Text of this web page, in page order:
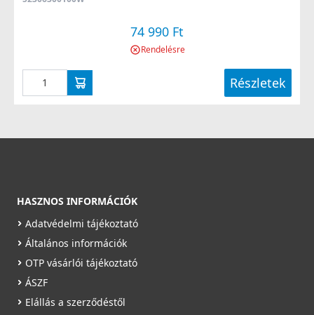
74 990 Ft
Rendelésre
Részletek
HASZNOS INFORMÁCIÓK
Adatvédelmi tájékoztató
Általános információk
OTP vásárlói tájékoztató
ÁSZF
Elállás a szerződéstől